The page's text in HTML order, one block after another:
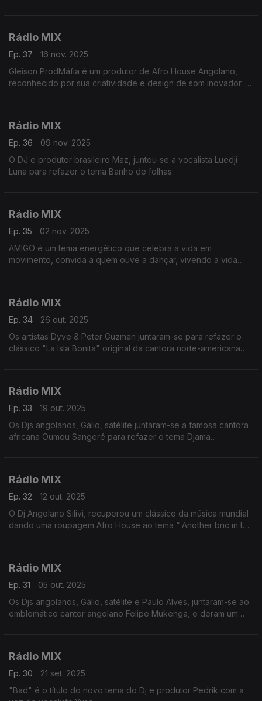
Rádio MIX
Ep. 37
16 nov. 2025
Gleison ProdMáfia é um produtor de Afro House Angolano,
reconhecido por sua criatividade e design de som inovador. A
Rádio MIX
Ep. 36
09 nov. 2025
O DJ e produtor brasileiro Maz, juntou-se a vocalista Luedji
Luna para refazer o tema Banho de folhas.
Rádio MIX
Ep. 35
02 nov. 2025
AMIGO é um tema energético que celebra a vida em
movimento, convida a quem ouve a dançar, vivendo a vida
Rádio MIX
Ep. 34
26 out. 2025
Os artistas Dyve & Peter Guzman juntaram-se para refazer o
clássico "La Isla Bonita" original da cantora norte-americana
Rádio MIX
Ep. 33
19 out. 2025
Os Djs angolanos, Gálio, satélite juntaram-se a famosa cantora
africana Oumou Sangeré para refazer o tema Djama
Rádio MIX
Ep. 32
12 out. 2025
O Dj Angolano Silivi, recuperou um clássico da música mundial
dando uma roupagem Afro House ao tema “ Another bric in the
Rádio MIX
Ep. 31
05 out. 2025
Os Djs angolanos, Gálio, satélite e Paulo Alves, juntaram-se ao
emblemático cantor angolano Felipe Mukenga, e deram um
Rádio MIX
Ep. 30
21 set. 2025
"Bad" é o título do novo tema do Dj e produtor Pedrik com a